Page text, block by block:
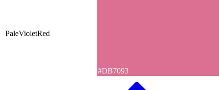
PaleVioletRed
#DB7093